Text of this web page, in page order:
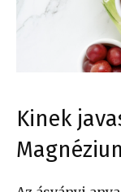
Kinek